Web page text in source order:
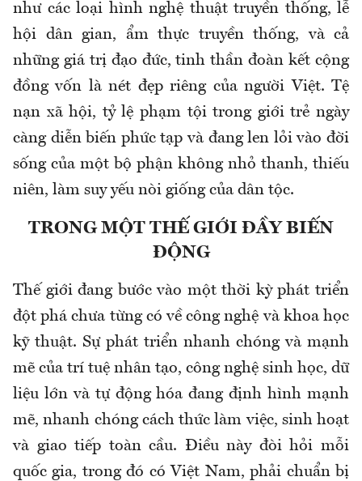
như các loại hình nghệ thuật truyền thống, lễ
hội dân gian, ẩm thực truyền thống, và cả
những giá trị đạo đức, tinh thần đoàn kết cộng
đồng vốn là nét đẹp riêng của người Việt. Tệ
nạn xã hội, tỷ lệ phạm tội trong giới trẻ ngày
càng diễn biến phức tạp và đang len lỏi vào đời
sống của một bộ phận không nhỏ thanh, thiếu
niên, làm suy yếu nòi giống của dân tộc.
TRONG MỘT THẾ GIỚI ĐẦY BIẾN
ĐỘNG
Thế giới đang bước vào một thời kỳ phát triển
đột phá chưa từng có về công nghệ và khoa học
kỹ thuật. Sự phát triển nhanh chóng và mạnh
mẽ của trí tuệ nhân tạo, công nghệ sinh học, dữ
liệu lớn và tự động hóa đang định hình mạnh
mẽ, nhanh chóng cách thức làm việc, sinh hoạt
và giao tiếp toàn cầu. Điều này đòi hỏi mỗi
quốc gia, trong đó có Việt Nam, phải chuẩn bị